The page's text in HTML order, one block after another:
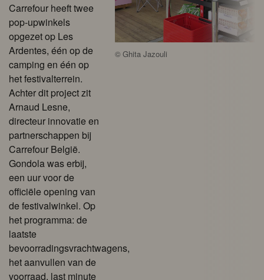
Carrefour heeft twee
pop-upwinkels
opgezet op Les
Ardentes, één op de
camping en één op
het festivalterrein.
Achter dit project zit
Arnaud Lesne,
directeur innovatie en
partnerschappen bij
Carrefour België.
Gondola was erbij,
een uur voor de
officiële opening van
de festivalwinkel. Op
het programma: de
laatste
bevoorradingsvrachtwagens,
het aanvullen van de
voorraad, last minute
©Ghita Jazouli